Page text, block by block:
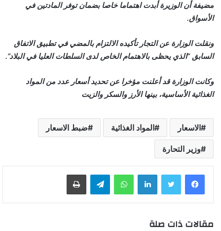
مضيفة أن الوزيرة أبدت اهتماما خاصا بضمان توفر المادتين في
الأسواق.
ونقلت الوزارة عن التجار تأكيده الالتزام بالمضي في تطبيق الاتفاق
السابق “الذي يحظى بالاهتمام الخاص لدى السلطات العليا في البلاد”.
وكانت الوزارة قد أعلنت مؤخرا عن تحديد أسعار عدد من المواد
الغذائية الأساسية، بينها الأرز والسكر والزيت
الاسعار المواد الغذائية ضبط الاسعار
وزير التحارة
لينكدإن واتساب
مقالات ذات صلة